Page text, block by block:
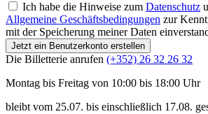
Ich habe die Hinweise zum Datenschutz
Allgemeine Geschäftsbedingungen zur
mit der Speicherung meiner Daten
Jetzt ein Benutzerkonto erstellen
Die Billetterie anrufen (+352) 26 32 26 32
Montag bis Freitag von 10:00 bis 18:00 Uhr
bleibt vom 25.07. bis einschließlich 17.08.